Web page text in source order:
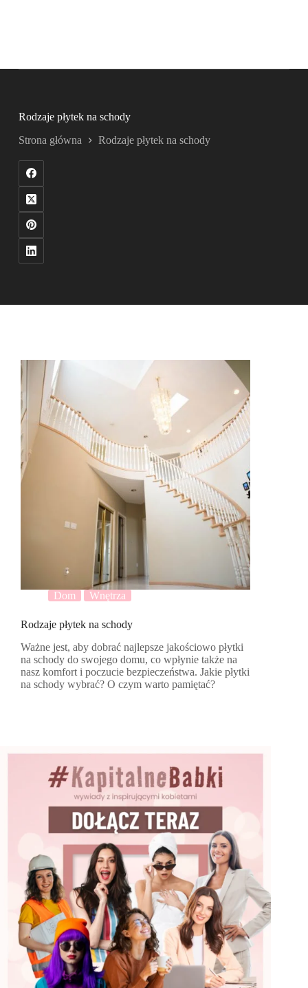
Rodzaje płytek na schody
Strona główna Rodzaje płytek na schody
Dom Wnętrza
Rodzaje płytek na schody
Ważne jest, aby dobrać najlepsze jakościowo płytki
na schody do swojego domu, co wpłynie także na
nasz komfort i poczucie bezpieczeństwa. Jakie płytki
na schody wybrać? O czym warto pamiętać?